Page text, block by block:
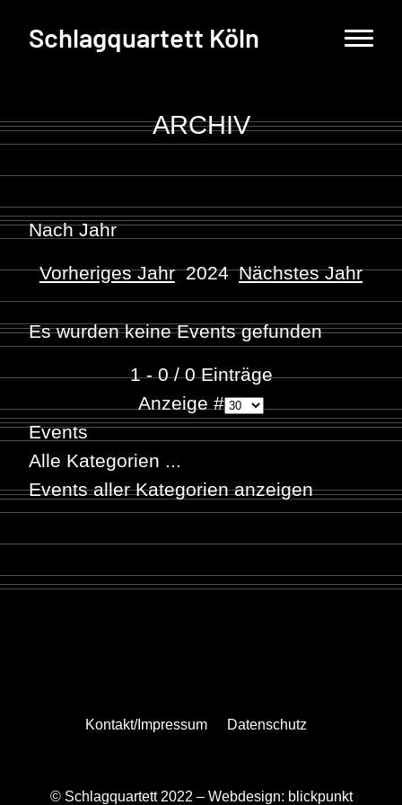
Schlagquartett Köln
ARCHIV
Nach Jahr
Vorheriges Jahr 2024 Nächstes Jahr
Es wurden keine Events gefunden
1 - 0 / 0 Einträge
Anzeige #
Events
Alle Kategorien ...
Events aller Kategorien anzeigen
Kontakt/Impressum Datenschutz
© Schlagquartett 2022 – Webdesign: blickpunkt